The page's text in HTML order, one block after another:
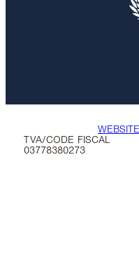
TVA/CODE FISCAL
03778380273